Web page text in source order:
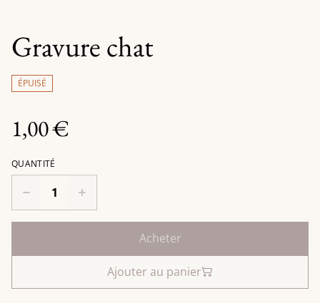
Gravure chat
ÉPUISÉ
1,00 €
QUANTITÉ
Acheter
Ajouter au panier